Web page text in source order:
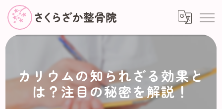
カリウムの知られざる効果と
は？注目の秘密を解説！